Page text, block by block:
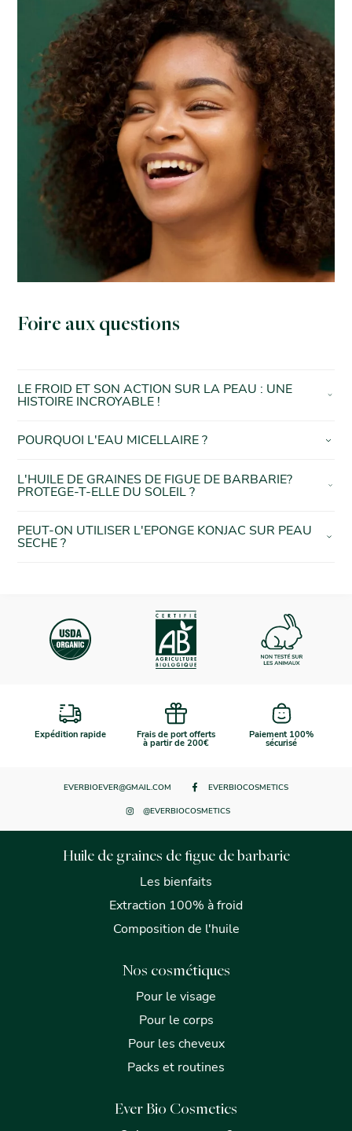
Foire aux questions
LE FROID ET SON ACTION SUR LA PEAU : UNE
HISTOIRE INCROYABLE !
POURQUOI L'EAU MICELLAIRE ?
L'HUILE DE GRAINES DE FIGUE DE BARBARIE?
PROTEGE-T-ELLE DU SOLEIL ?
PEUT-ON UTILISER L'EPONGE KONJAC SUR PEAU
SECHE ?
Expédition rapide Frais de port offerts
à partir de 200€
Paiement 100%
sécurisé
EVERBIOEVER@GMAIL.COM EVERBIOCOSMETICS
@EVERBIOCOSMETICS
Huile de graines de figue de barbarie
Les bienfaits
Extraction 100% à froid
Composition de l'huile
Nos cosmétiques
Pour le visage
Pour le corps
Pour les cheveux
Packs et routines
Ever Bio Cosmetics